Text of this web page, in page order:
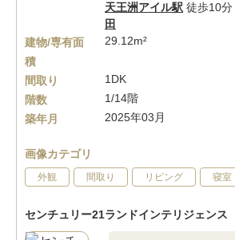
天王洲アイル駅 徒歩10分
田
建物/専有面
積
29.12m²
間取り
1DK
階数
1/14階
築年月
2025年03月
画像カテゴリ
外観 間取り リビング 寝室
センチュリー21ランドインテリジェンス